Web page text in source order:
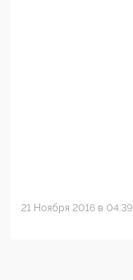
21 Ноября 2016 в 04:39